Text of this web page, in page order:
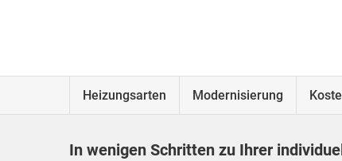
Heizungsarten Modernisierung
In wenigen Schritten zu Ihrer